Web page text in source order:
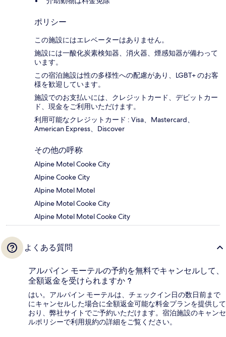
ポリシー
この施設にはエレベーターはありません。
施設には一酸化炭素検知器、消火器、煙感知器が備わって
います。
この宿泊施設は性の多様性への配慮があり、LGBT+ のお客
様を歓迎しています。
施設でのお支払いには、クレジットカード、デビットカー
ド、現金をご利用いただけます。
利用可能なクレジットカード : Visa、Mastercard、
American Express、Discover
その他の呼称
Alpine Motel Cooke City
Alpine Cooke City
Alpine Motel Motel
Alpine Motel Cooke City
Alpine Motel Motel Cooke City
よくある質問
アルパイン モーテルの予約を無料でキャンセルして、
全額返金を受けられますか ?
はい。アルパイン モーテルは、チェックイン日の数日前まで
にキャンセルした場合に全額返金可能な料金プランを提供して
おり、弊社サイトでご予約いただけます。宿泊施設のキャンセ
ルポリシーで利用規約の詳細をご覧ください。